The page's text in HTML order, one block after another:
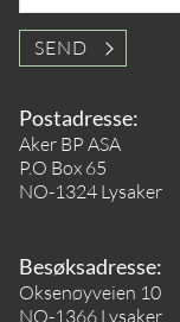
SEND
Postadresse:
Aker BP ASA
P.O Box 65
NO-1324 Lysaker
Besøksadresse:
Oksenøyveien 10
NO-1366 Lysaker